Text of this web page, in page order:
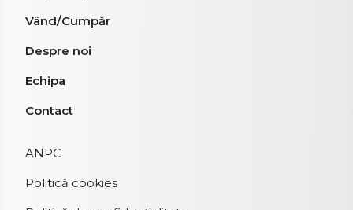
Vând/Cumpăr
Despre noi
Echipa
Contact
ANPC
Politică cookies